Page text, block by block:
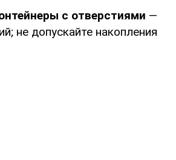
с отверстиями —
не допускайте накопления